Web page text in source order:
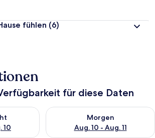
fühlen (6)
für diese Daten
10
für heute Nacht, Aug. 9 - Aug.
Morgen
Aug. 10 - Aug. 11
Überprüfe die Verfügbarkeit